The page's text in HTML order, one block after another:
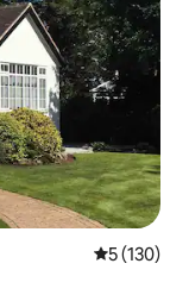
5 ud af 5 i
5 (130)